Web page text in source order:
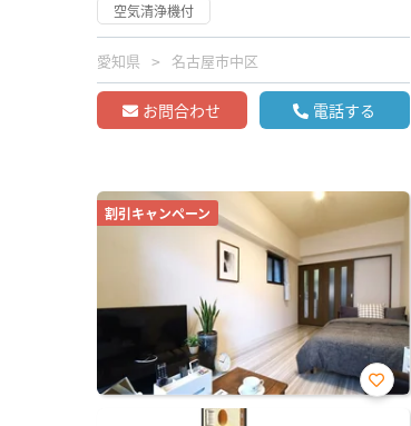
空気清浄機付
愛知県 名古屋市中区
お問合わせ 電話する
割引キャンペーン
お気